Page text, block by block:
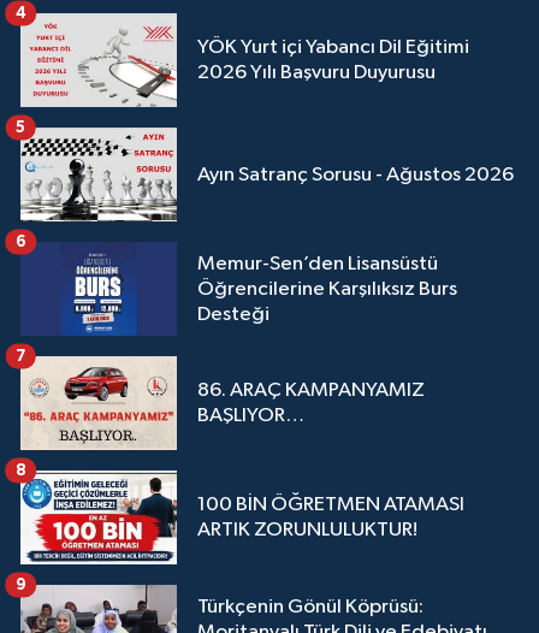
YÖK Yurt içi Yabancı Dil Eğitimi
2026 Yılı Başvuru Duyurusu
4
Ayın Satranç Sorusu - Ağustos 2026
5
Memur-Sen’den Lisansüstü
Öğrencilerine Karşılıksız Burs
Desteği
6
86. ARAÇ KAMPANYAMIZ
BAŞLIYOR…
7
100 BİN ÖĞRETMEN ATAMASI
ARTIK ZORUNLULUKTUR!
8
Türkçenin Gönül Köprüsü:
9